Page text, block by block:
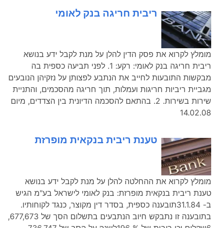
ריבית חריגה בנק לאומי
מומלץ לקרוא את פסק הדין להלן על מנת לקבל ידע בנושא
ריבית חריגה בנק לאומי: רקע: 1. לפני תביעה כספית בה
מבקשות התובעות לחייב את הנתבע לפצותן על נזקיהן הנובעים
מגביית ריביות חריגות ועמלות, תוך חריגה מהסכמים, והתניית
שירות בשירות. 2. בהתאם להסכמה הדיונית בין הצדדים, מיום
14.02.08
טענת ריבית בנקאית מופרזת
מומלץ לקרוא את ההחלטה להלן על מנת לקבל ידע בנושא
טענת ריבית בנקאית מופרזת: בנק לאומי לישראל בע"מ הגיש
ב- 31.1.84תובענה כספית, בסדר דין מקוצר, כנגד לקוחותיו.
בתובענה זו נתבקש חיוב הנתבעים בתשלום הסך של 677,673,